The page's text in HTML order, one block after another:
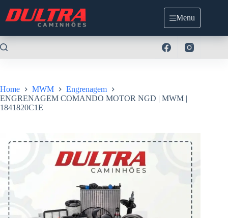
para
Menu
Home MWM
Engrenagem
ENGRENAGEM COMANDO MOTOR NGD | MWM |
1841820C1E